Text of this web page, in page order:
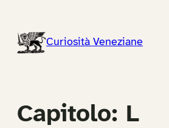
contenutoCuriosità Veneziane
Capitolo: L